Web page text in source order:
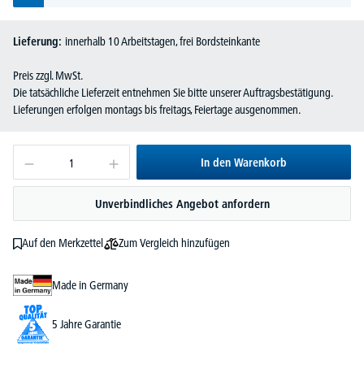
Lieferung: innerhalb 10 Arbeitstagen, frei Bordsteinkante
Preis zzgl. MwSt.
Die tatsächliche Lieferzeit entnehmen Sie bitte unserer Auftragsbestätigung.
Lieferungen erfolgen montags bis freitags, Feiertage ausgenommen.
In den Warenkorb
Unverbindliches Angebot anfordern
Auf den Merkzettel Zum Vergleich hinzufügen
Made in Germany
5 Jahre Garantie